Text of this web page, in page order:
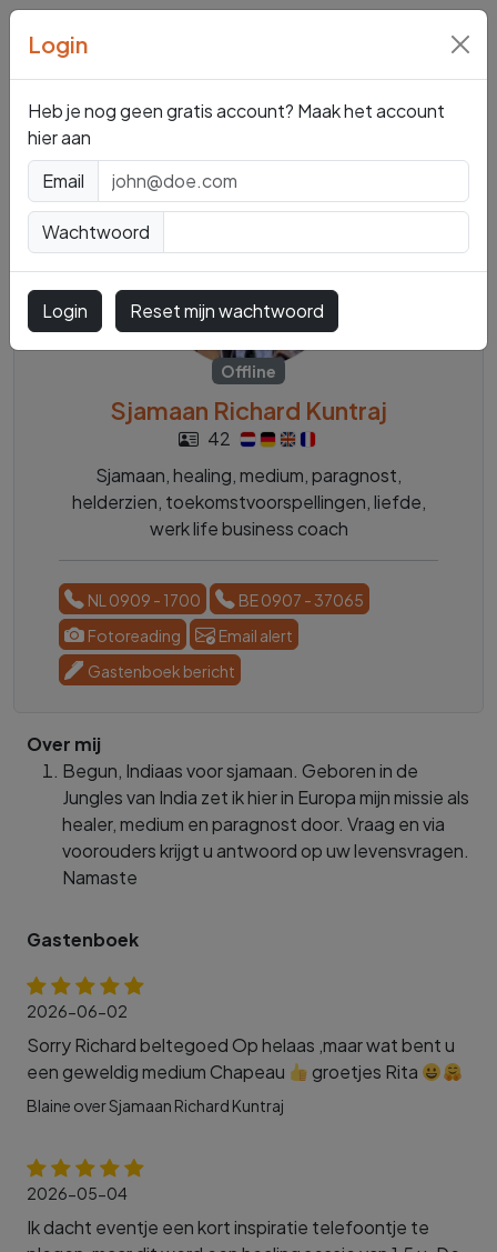
Mediums en
Offline
Sjamaan Richard Kuntraj
42
Sjamaan, healing, medium, paragnost,
helderzien, toekomstvoorspellingen, liefde,
werk life business coach
NL 0909 - 1700
BE 0907 - 37065
Fotoreading
Email alert
Gastenboek bericht
Over mij
Begun, Indiaas voor sjamaan. Geboren in de
Jungles van India zet ik hier in Europa mijn missie als
healer, medium en paragnost door. Vraag en via
voorouders krijgt u antwoord op uw levensvragen.
Namaste
Gastenboek
2026-06-02
Sorry Richard beltegoed Op helaas ,maar wat bent u
een geweldig medium Chapeau
groetjes Rita
Blaine over Sjamaan Richard Kuntraj
2026-05-04
Ik dacht eventje een kort inspiratie telefoontje te
Login
Heb je nog geen gratis account? Maak het account
hier aan
Email
Wachtwoord
Login Reset mijn wachtwoord